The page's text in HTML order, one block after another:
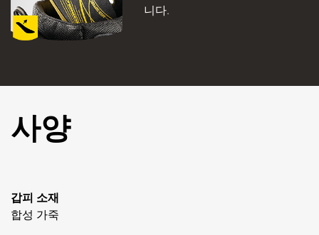
니다.
사양
갑피 소재
합성 가죽